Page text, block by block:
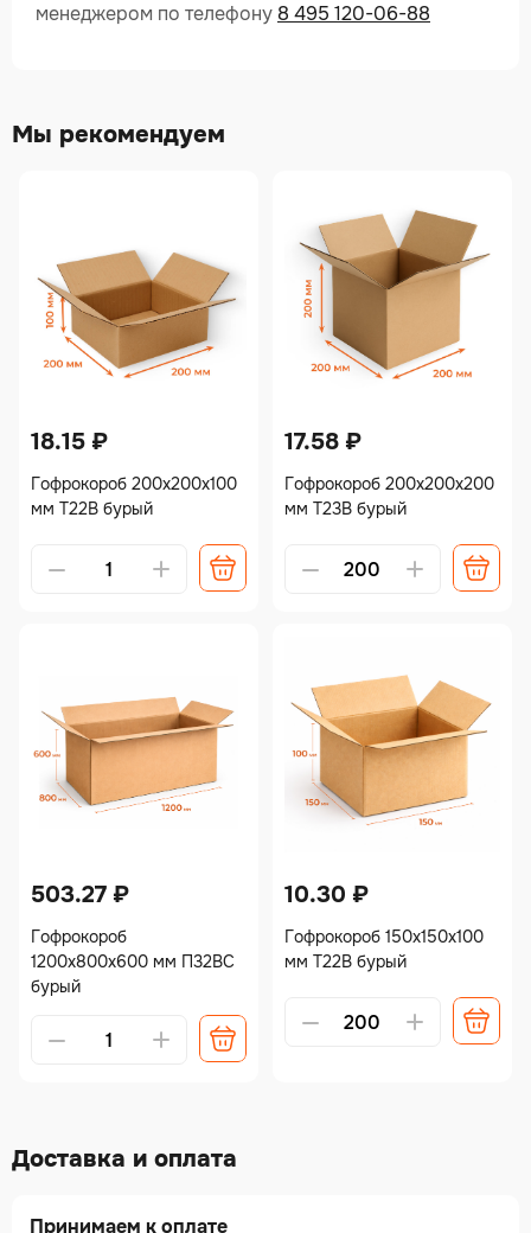
менеджером по телефону 8 495 120-06-88
Мы рекомендуем
18.15 ₽
Гофрокороб 200х200х100
мм Т22В бурый
17.58 ₽
Гофрокороб 200х200х200
мм Т23В бурый
503.27 ₽
Гофрокороб
1200х800х600 мм П32ВС
бурый
10.30 ₽
Гофрокороб 150х150х100
мм Т22В бурый
Доставка и оплата
Принимаем к оплате